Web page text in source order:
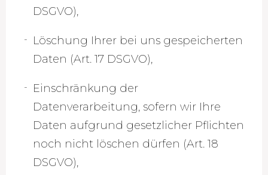
DSGVO),
Löschung Ihrer bei uns gespeicherten
Daten (Art. 17 DSGVO),
Einschränkung der
Datenverarbeitung, sofern wir Ihre
Daten aufgrund gesetzlicher Pflichten
noch nicht löschen dürfen (Art. 18
DSGVO),